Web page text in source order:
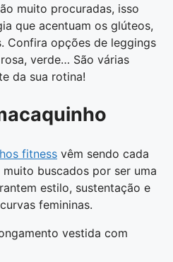
muito procuradas, isso
que acentuam os glúteos,
Confira opções de leggings
verde… São várias
da sua rotina!
fitness vêm sendo cada
buscados por ser uma
estilo, sustentação e
femininas.